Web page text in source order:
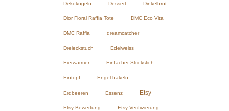
Dekokugeln Dessert Dinkelbrot
Dior Floral Raffia Tote DMC Eco Vita
DMC Raffia dreamcatcher
Dreieckstuch Edelweiss
Eierwärmer Einfacher Strickstich
Eintopf Engel häkeln
Erdbeeren Essenz Etsy
Etsy Bewertung Etsy Verifiizierung